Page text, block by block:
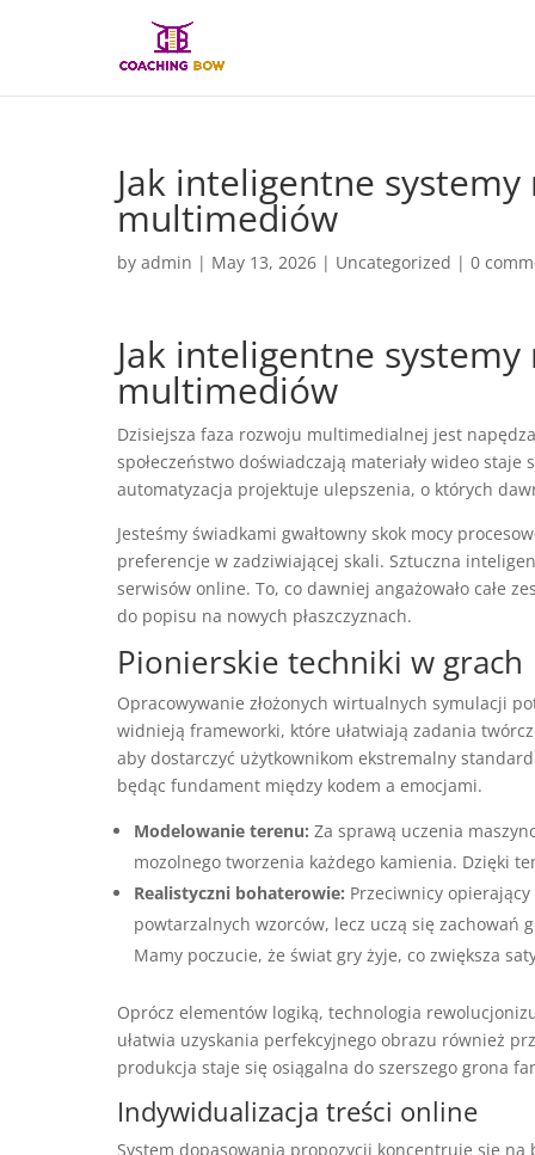
Jak inteligentne
multimediów
by admin | May 13, 2026 | Uncategorized | 0
Jak inteligentne
multimediów
Dzisiejsza faza rozwoju multimedialnej jest
społeczeństwo doświadczają materiały wideo
automatyzacja projektuje ulepszenia, o których
Jesteśmy świadkami gwałtowny skok mocy
preferencje w zadziwiającej skali. Sztuczna
serwisów online. To, co dawniej angażowało całe
do popisu na nowych płaszczyznach.
Pionierskie techniki w grach
Opracowywanie złożonych wirtualnych symulacji
widnieją frameworki, które ułatwiają zadania
aby dostarczyć użytkownikom ekstremalny
będąc fundament między kodem a emocjami.
Modelowanie terenu: Za sprawą uczenia
mozolnego tworzenia każdego kamienia. Dzięki
Realistyczni bohaterowie: Przeciwnicy
powtarzalnych wzorców, lecz uczą się zachowań
Mamy poczucie, że świat gry żyje, co zwiększa
Oprócz elementów logiką, technologia
ułatwia uzyskania perfekcyjnego obrazu również
produkcja staje się osiągalna do szerszego grona
Indywidualizacja treści online
System dopasowania propozycji koncentruje się